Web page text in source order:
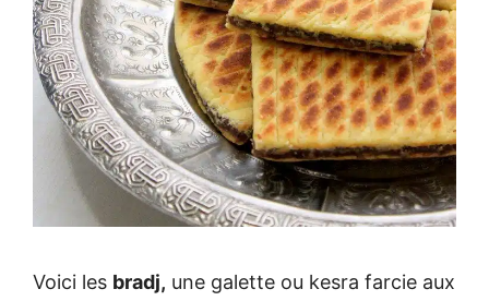
Voici les bradj, une galette ou kesra farcie aux